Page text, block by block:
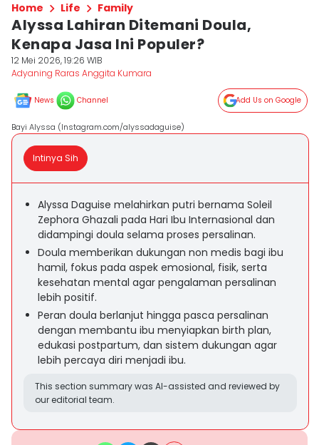
Home Life Family
Alyssa Lahiran Ditemani Doula,
Kenapa Jasa Ini Populer?
12 Mei 2026, 19:26 WIB
Adyaning Raras Anggita Kumara
News Channel Add Us on Google
Bayi Alyssa (Instagram.com/alyssadaguise)
Intinya Sih
Alyssa Daguise melahirkan putri bernama Soleil
Zephora Ghazali pada Hari Ibu Internasional dan
didampingi doula selama proses persalinan.
Doula memberikan dukungan non medis bagi ibu
hamil, fokus pada aspek emosional, fisik, serta
kesehatan mental agar pengalaman persalinan
lebih positif.
Peran doula berlanjut hingga pasca persalinan
dengan membantu ibu menyiapkan birth plan,
edukasi postpartum, dan sistem dukungan agar
lebih percaya diri menjadi ibu.
This section summary was AI-assisted and reviewed by
our editorial team.